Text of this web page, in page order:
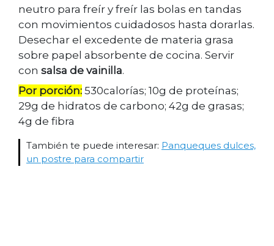
neutro para freír y freír las bolas en tandas
con movimientos cuidadosos hasta dorarlas.
Desechar el excedente de materia grasa
sobre papel absorbente de cocina. Servir
con salsa de vainilla.
Por porción: 530calorías; 10g de proteínas;
29g de hidratos de carbono; 42g de grasas;
4g de fibra
También te puede interesar: Panqueques dulces,
un postre para compartir